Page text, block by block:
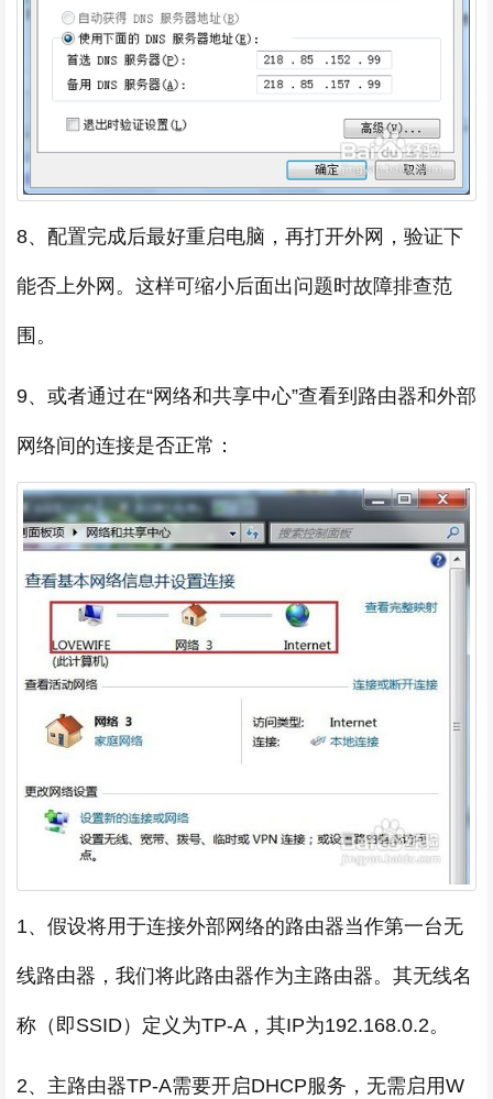
8、配置完成后最好重启电脑，再打开外网，验证下
能否上外网。这样可缩小后面出问题时故障排查范
围。
9、或者通过在“网络和共享中心”查看到路由器和外部
网络间的连接是否正常：
1、假设将用于连接外部网络的路由器当作第一台无
线路由器，我们将此路由器作为主路由器。其无线名
称（即SSID）定义为TP-A，其IP为192.168.0.2。
2、主路由器TP-A需要开启DHCP服务，无需启用W